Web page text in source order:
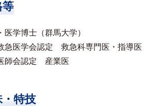
等
医学博士（群馬大学）
急医学会認定 救急科専門医・指導医
師会認定 産業医
・特技